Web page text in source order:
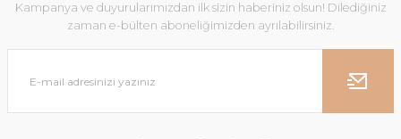
Kampanya ve duyurularımızdan ilk sizin haberiniz olsun! Dilediğiniz
zaman e-bülten aboneliğimizden ayrılabilirsiniz.